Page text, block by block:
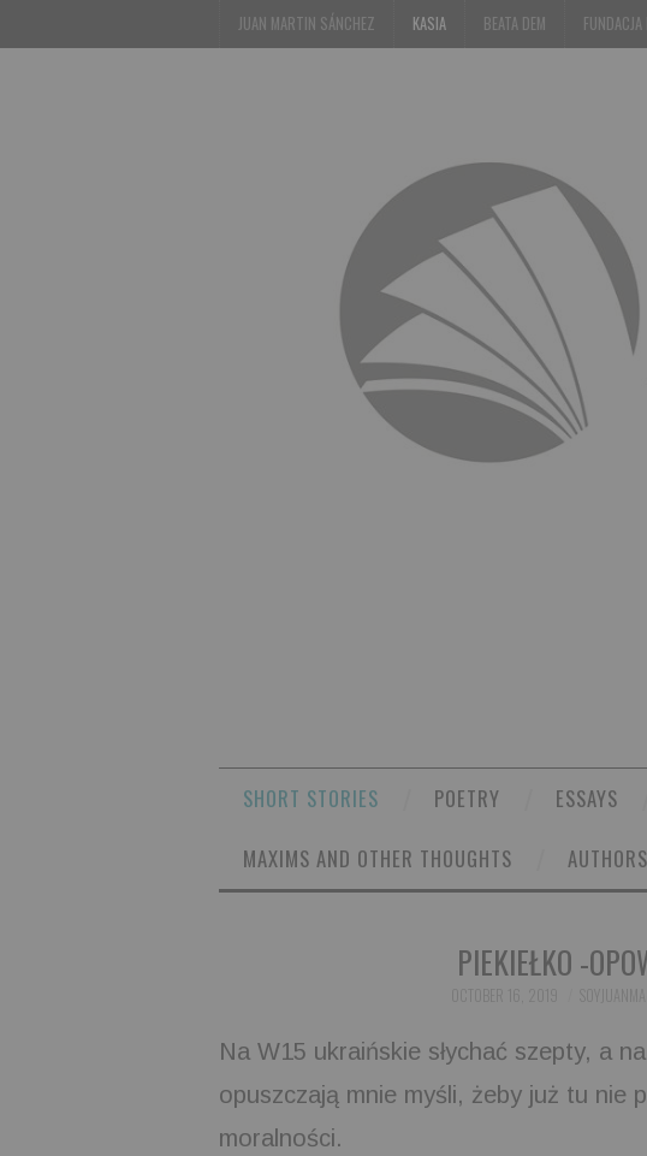
JUAN MARTIN SÁNCHEZ KASIA BEATA DEM
SHORT STORIES POETRY ESSAYS
MAXIMS AND OTHER THOUGHTS
AUTHORS
PIEKIEŁKO -
Na W15 ukraińskie słychać szepty, a
opuszczają mnie myśli, żeby już tu nie
moralności.